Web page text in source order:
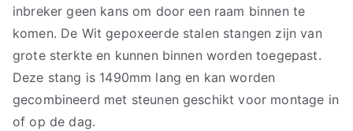
inbreker geen kans om door een raam binnen te
komen. De Wit gepoxeerde stalen stangen zijn van
grote sterkte en kunnen binnen worden toegepast.
Deze stang is 1490mm lang en kan worden
gecombineerd met steunen geschikt voor montage in
of op de dag.